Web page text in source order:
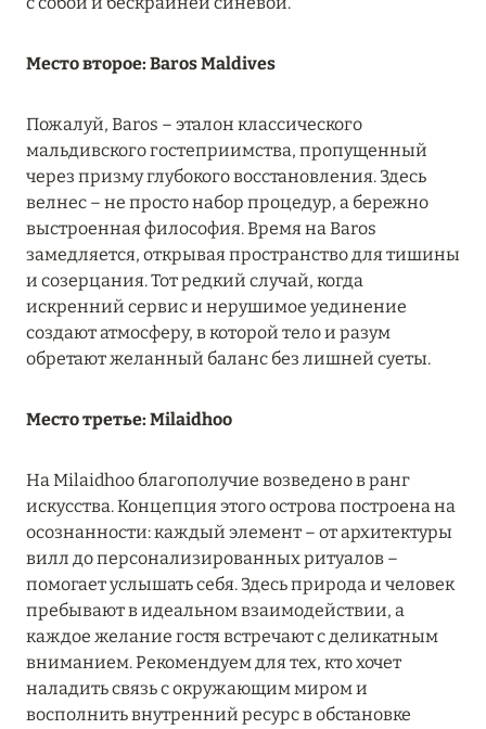
ЦЕНАМ
04 апреля 2025
ATLANTIS THE PALM: НОВЫЙ ПАКЕТ
НАПИТКОВ ДЛЯ HB И FB
Подробнее
13 февраля 2025
MANDARIN ORIENTAL JUMEIRA, DUBAI:
СКИДКИ ДО 30 % ОТ СУММЫ КОНТРАКТА НА
Подробнее
11 декабря 2024
RIXOS PREMIUM SAADIYAT ISLAND ABU DHABI:
КОНЦЕПЦИЯ «ВСЁ ВКЛЮЧЕНО – ВСЁ
ЭКСКЛЮЗИВНО»
Подробнее
27 сентября 2024
Место второе: Baros Maldives
Пожалуй, Baros – эталон классического
мальдивского гостеприимства, пропущенный
через призму глубокого восстановления. Здесь
велнес – не просто набор процедур, а бережно
выстроенная философия. Время на Baros
замедляется, открывая пространство для тишины
и созерцания. Тот редкий случай, когда
искренний сервис и нерушимое уединение
создают атмосферу, в которой тело и разум
обретают желанный баланс без лишней суеты.
Место третье: Milaidhoo
На Milaidhoo благополучие возведено в ранг
искусства. Концепция этого острова построена на
осознанности: каждый элемент – от архитектуры
вилл до персонализированных ритуалов –
помогает услышать себя. Здесь природа и человек
пребывают в идеальном взаимодействии, а
каждое желание гостя встречают с деликатным
вниманием. Рекомендуем для тех, кто хочет
наладить связь с окружающим миром и
восполнить внутренний ресурс в обстановке